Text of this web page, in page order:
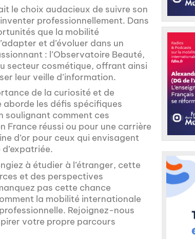
le choix audacieux de suivre son
professionnellement. Dans
que la mobilité
et d’évoluer dans un
: l’Observatoire Beauté,
secteur cosmétique, offrant ainsi
leur veille d’information.
de la curiosité et de
aborde les défis spécifiques
soulignant comment ces
France réussi ou pour une carrière
d’or pour ceux qui envisagent
à étudier à l’étranger, cette
et des perspectives
pas cette chance
la mobilité internationale
Rejoignez-nous
votre propre parcours